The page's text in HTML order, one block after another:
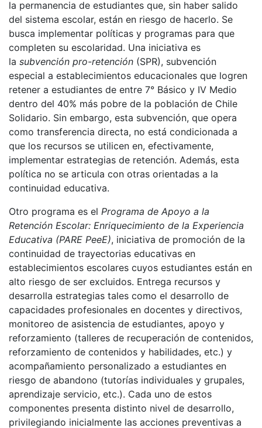
la permanencia de estudiantes que, sin haber salido
del sistema escolar, están en riesgo de hacerlo. Se
busca implementar políticas y programas para que
completen su escolaridad. Una iniciativa es
la subvención pro-retención (SPR), subvención
especial a establecimientos educacionales que logren
retener a estudiantes de entre 7° Básico y IV Medio
dentro del 40% más pobre de la población de Chile
Solidario. Sin embargo, esta subvención, que opera
como transferencia directa, no está condicionada a
que los recursos se utilicen en, efectivamente,
implementar estrategias de retención. Además, esta
política no se articula con otras orientadas a la
continuidad educativa.
Otro programa es el Programa de Apoyo a la
Retención Escolar: Enriquecimiento de la Experiencia
Educativa (PARE PeeE), iniciativa de promoción de la
continuidad de trayectorias educativas en
establecimientos escolares cuyos estudiantes están en
alto riesgo de ser excluidos. Entrega recursos y
desarrolla estrategias tales como el desarrollo de
capacidades profesionales en docentes y directivos,
monitoreo de asistencia de estudiantes, apoyo y
reforzamiento (talleres de recuperación de contenidos,
reforzamiento de contenidos y habilidades, etc.) y
acompañamiento personalizado a estudiantes en
riesgo de abandono (tutorías individuales y grupales,
aprendizaje servicio, etc.). Cada uno de estos
componentes presenta distinto nivel de desarrollo,
privilegiando inicialmente las acciones preventivas a